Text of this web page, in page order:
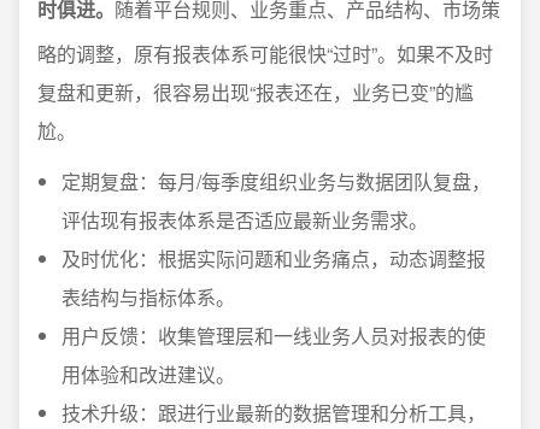
时俱进。 随着平台规则、业务重点、产品结构、市场策
略的调整，原有报表体系可能很快“过时”。如果不及时
复盘和更新，很容易出现“报表还在，业务已变”的尴
尬。
定期复盘：每月/每季度组织业务与数据团队复盘，
评估现有报表体系是否适应最新业务需求。
及时优化：根据实际问题和业务痛点，动态调整报
表结构与指标体系。
用户反馈：收集管理层和一线业务人员对报表的使
用体验和改进建议。
技术升级：跟进行业最新的数据管理和分析工具，